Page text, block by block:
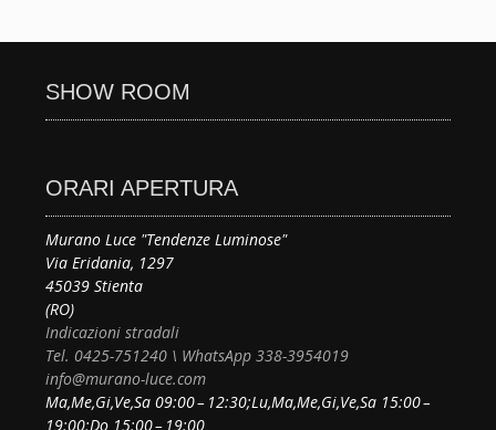
SHOW ROOM
ORARI APERTURA
Murano Luce "Tendenze Luminose"
Via Eridania, 1297
45039 Stienta
(RO)
Indicazioni stradali
Tel. 0425-751240 \ WhatsApp 338-3954019
info@murano-luce.com
Ma,Me,Gi,Ve,Sa 09:00 – 12:30;Lu,Ma,Me,Gi,Ve,Sa 15:00 –
19:00;Do 15:00 – 19:00